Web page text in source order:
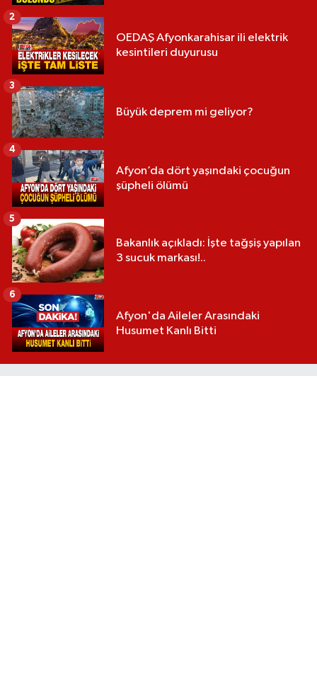
OEDAŞ Afyonkarahisar ili elektrik
kesintileri duyurusu
2
Büyük deprem mi geliyor?
3
Afyon’da dört yaşındaki çocuğun
şüpheli ölümü
4
Bakanlık açıkladı: İşte tağşiş yapılan
3 sucuk markası!..
5
Afyon'da Aileler Arasındaki
Husumet Kanlı Bitti
6